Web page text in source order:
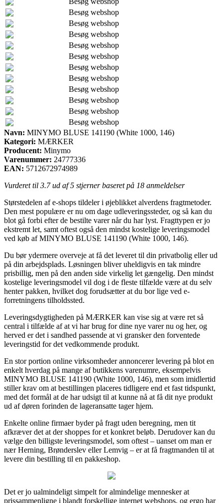
Besøg webshop
Besøg webshop
Besøg webshop
Besøg webshop
Besøg webshop
Besøg webshop
Besøg webshop
Besøg webshop
Besøg webshop
Besøg webshop
Besøg webshop
Navn: MINYMO BLUSE 141190 (White 1000, 146)
Kategori: MÆRKER
Producent: Minymo
Varenummer: 24777336
EAN: 5712672974989
Vurderet til 3.7ud af 5 stjerner baseret på 18 anmeldelser
Størstedelen af e-shops tildeler i øjeblikket alverdens fragtmetoder.
Den mest populære er nu om dage udleveringssteder, og så kan du
blot gå forbi efter de bestilte varer når du har lyst. Fragttypen er jo
ekstremt let, samt oftest også den mindst kostelige leveringsmodel
ved køb af MINYMO BLUSE 141190 (White 1000, 146).
Du bør ydermere overveje at få det leveret til din privatbolig eller ud
på din arbejdsplads. Løsningen bliver uheldigvis en tak mindre
prisbillig, men på den anden side virkelig let gængelig. Den mindst
kostelige leveringsmodel vil dog i de fleste tilfælde være at du selv
henter pakken, hvilket dog forudsætter at du bor lige ved e-
forretningens tilholdssted.
Leveringsdygtigheden på MÆRKER kan vise sig at være ret så
central i tilfælde af at vi har brug for dine nye varer nu og her, og
herved er det i sandhed passende at vi gransker den forventede
leveringstid for det vedkommende produkt.
En stor portion online virksomheder annoncerer levering på blot en
enkelt hverdag på mange af butikkens varenumre, eksempelvis
MINYMO BLUSE 141190 (White 1000, 146), men som imidlertid
stiller krav om at bestillingen placeres tidligere end et fast tidspunkt,
med det formål at de har udsigt til at kunne nå at få dit nye produkt
ud af døren forinden de lageransatte tager hjem.
Enkelte online firmaer byder på fragt uden beregning, men tit
afkræver det at der shoppes for et konkret beløb. Derudover kan du
vælge den billigste leveringsmodel, som oftest – uanset om man er
nær Herning, Brønderslev eller Lemvig – er at få fragtmanden til at
levere din bestilling til en pakkeshop.
Det er jo ualmindeligt simpelt for almindelige mennesker at
prissammenligne i blandt forskellige internet webshops, og ergo har